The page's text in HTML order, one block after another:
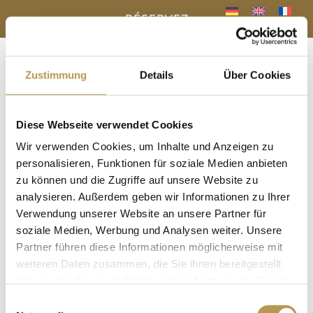
Zustimmung Details Über Cookies
Diese Webseite verwendet Cookies
Wir verwenden Cookies, um Inhalte und Anzeigen zu
personalisieren, Funktionen für soziale Medien anbieten
zu können und die Zugriffe auf unsere Website zu
analysieren. Außerdem geben wir Informationen zu Ihrer
Verwendung unserer Website an unsere Partner für
soziale Medien, Werbung und Analysen weiter. Unsere
Partner führen diese Informationen möglicherweise mit
weiteren Daten zusammen, die Sie ihnen bereitgestellt
DIRECTE
a Menu
RÉSERVEZ
« Tous les Évènements
Cet évènement est passé.
Voyage olfactif avec Esther
25. juillet 2025, 15h30-15h50